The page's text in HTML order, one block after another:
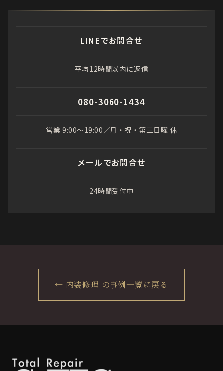
LINEでお問合せ
平均12時間以内に返信
080-3060-1434
営業 9:00〜19:00／月・祝・第三日曜 休
メールでお問合せ
24時間受付中
← 内装修理 の事例一覧に戻る